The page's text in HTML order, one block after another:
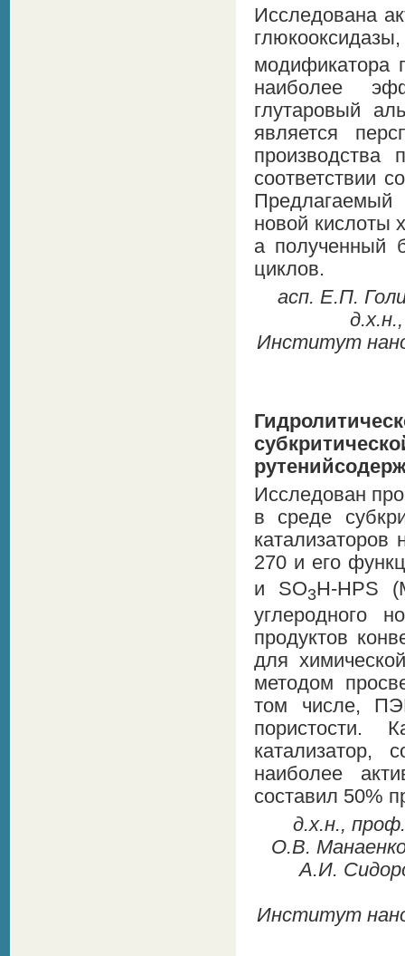
Исследована
модификатора
наиболее
глутаровый
является
производства
соответствии
Предлагаемый
новой кислоты
а полученный
циклов.
асп. Е.П.
Институт
Исследован
в среде
270 и его
и SO3H-HPS
углеродного
продуктов
для
методом
том числе,
пористости.
наиболее
составил 50%
д.х.н.,
О.В.
А.И.
Институт